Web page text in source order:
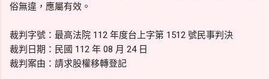
俗無違，應屬有效。
裁判字號：最高法院 112 年度台上字第 1512 號民事判決
裁判日期：民國 112 年 08 月 24 日
裁判案由：請求股權移轉登記